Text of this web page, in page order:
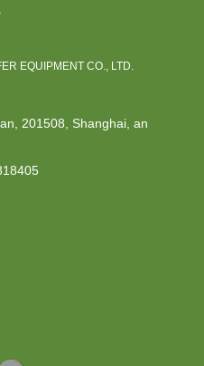
EQUIPMENT CO., LTD.
201508, Shanghai, an